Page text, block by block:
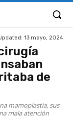
13 mayo, 2024
de
mamoplastia, sus
mala atención